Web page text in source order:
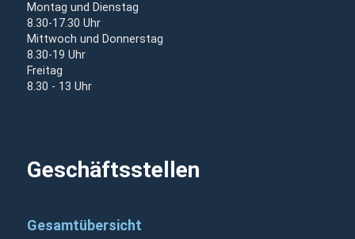
Montag und Dienstag
8.30-17.30 Uhr
Mittwoch und Donnerstag
8.30-19 Uhr
Freitag
8.30 - 13 Uhr
Geschäftsstellen
Gesamtübersicht